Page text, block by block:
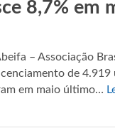
8,7% em
– Associação
de
em maio último…